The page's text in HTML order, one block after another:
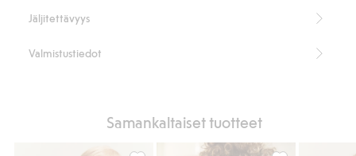
Jäljitettävyys
Valmistustiedot
Samankaltaiset tuotteet